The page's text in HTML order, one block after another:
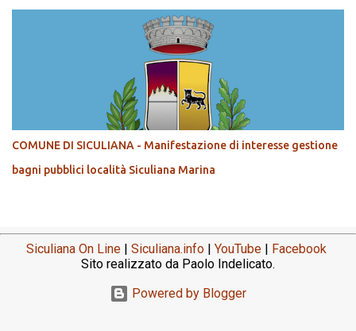
COMUNE DI SICULIANA - Manifestazione di interesse gestione
bagni pubblici località Siculiana Marina
Siculiana On Line Siculiana.info YouTube
Facebook
Sito realizzato da Paolo Indelicato.
Powered by Blogger